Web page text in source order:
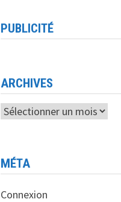
PUBLICITÉ
ARCHIVES
Archives
MÉTA
Connexion